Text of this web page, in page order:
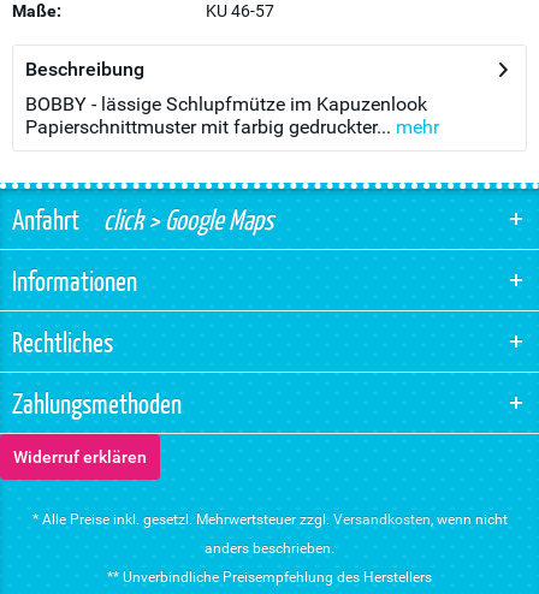
Maße:
KU 46-57
Beschreibung
BOBBY - lässige Schlupfmütze im Kapuzenlook
Papierschnittmuster mit farbig gedruckter... mehr
Anfahrtclick > Google Maps
Informationen
Rechtliches
Zahlungsmethoden
Widerruf erklären
* Alle Preise inkl. gesetzl. Mehrwertsteuer zzgl. Versandkosten, wenn nicht
anders beschrieben.
** Unverbindliche Preisempfehlung des Herstellers